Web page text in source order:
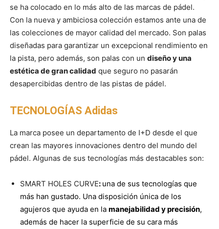
se ha colocado en lo más alto de las marcas de pádel.
Con la nueva y ambiciosa colección estamos ante una de
las colecciones de mayor calidad del mercado. Son palas
diseñadas para garantizar un excepcional rendimiento en
la pista, pero además, son palas con un diseño y una
estética de gran calidad que seguro no pasarán
desapercibidas dentro de las pistas de pádel.
TECNOLOGÍAS Adidas
La marca posee un departamento de I+D desde el que
crean las mayores innovaciones dentro del mundo del
pádel. Algunas de sus tecnologías más destacables son:
SMART HOLES CURVE: una de sus tecnologías que
más han gustado. Una disposición única de los
agujeros que ayuda en la manejabilidad y precisión,
además de hacer la superficie de su cara más